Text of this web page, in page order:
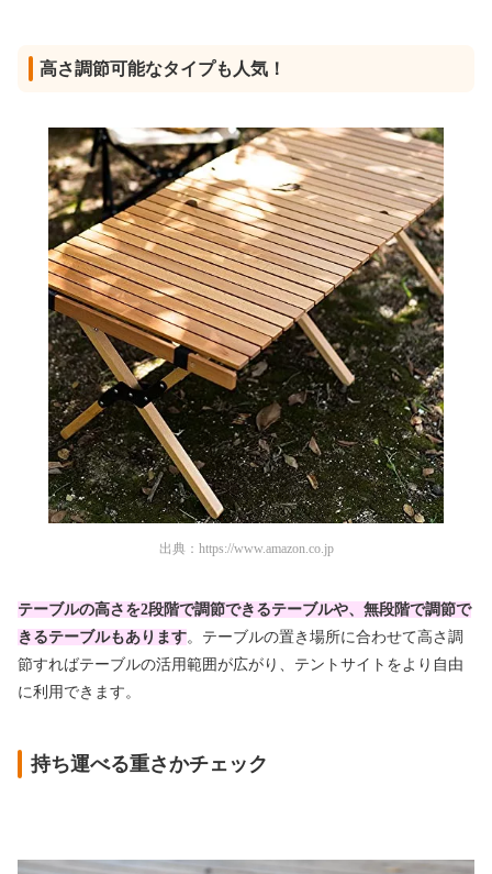
高さ調節可能なタイプも人気！
出典： https://www.amazon.co.jp
テーブルの高さを2段階で調節できるテーブルや、 無段階で調節で
きるテーブルもあります。テーブルの置き場所に合わせて高さ調
節すればテーブルの活用範囲が広がり、テントサイトをより自由
に利用できます。
持ち運べる重さかチェック